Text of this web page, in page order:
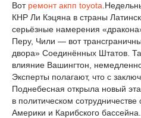
Вот ремонт акпп toyota
КНР Ли Кэцяна в страны
серьёзные намерения
Перу, Чили — вот
двора» Соединённых Штатов.
влияние Вашингтон,
Эксперты полагают, что с
Поднебесная открыла новый
в политическом
Америки и Карибского бассейна.